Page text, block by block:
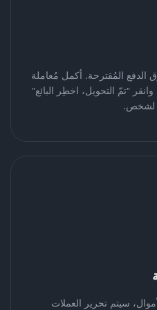
الدفع المُقترحة. أكمل مُعاملة
"تمّ التحويل، اخطِر البائع"
سيتم تحرير العملات